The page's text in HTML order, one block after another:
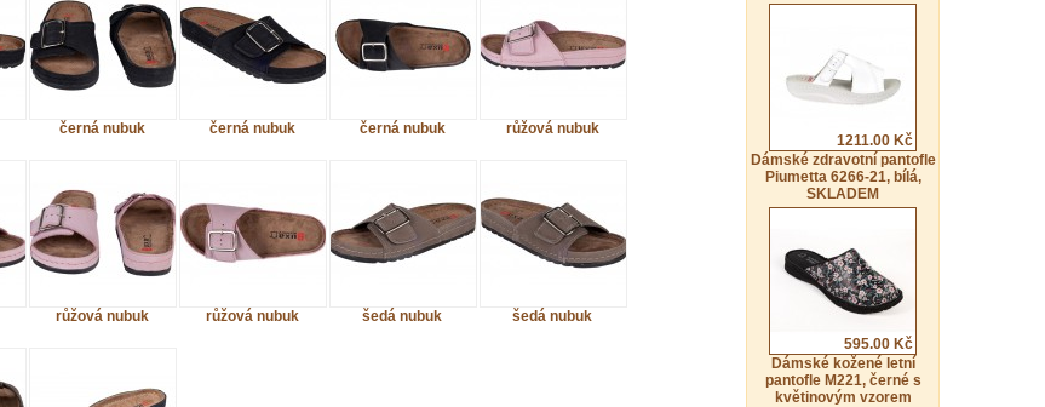
1211.00 Kč
Dámské zdravotní pantofle
Piumetta 6266-21, bílá,
SKLADEM
595.00 Kč
Dámské kožené letní
pantofle M221, černé s
květinovým vzorem
černá nubuk černá nubuk černá nubuk růžová nubuk
růžová nubuk růžová nubuk šedá nubuk šedá nubuk